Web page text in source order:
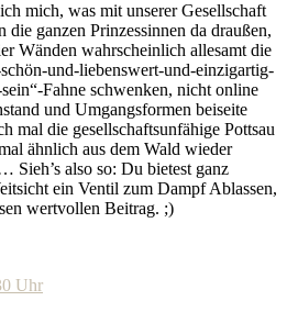
mich, was mit unserer Gesellschaft
die ganzen Prinzessinnen da draußen,
Wänden wahrscheinlich allesamt die
und-liebenswert-und-einzigartig-
Fahne schwenken, nicht online
und Umgangsformen beiseite
mal die gesellschaftsunfähige Pottsau
ähnlich aus dem Wald wieder
Sieh’s also so: Du bietest ganz
ein Ventil zum Dampf Ablassen,
wertvollen Beitrag. ;)
Uhr